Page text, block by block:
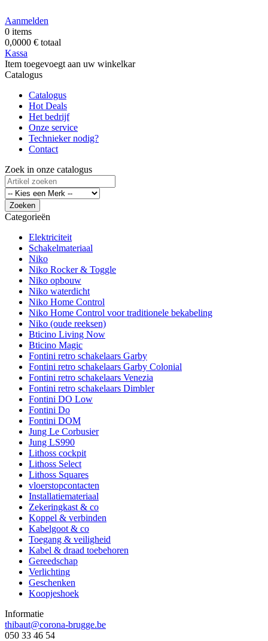
Aanmelden
0 items
0,0000 € totaal
Kassa
Item toegevoegt aan uw winkelkar
Catalogus
Catalogus
Hot Deals
Het bedrijf
Onze service
Technieker nodig?
Contact
Zoek in onze catalogus
Zoeken
Categorieën
Elektriciteit
Schakelmateriaal
Niko
Niko Rocker & Toggle
Niko opbouw
Niko waterdicht
Niko Home Control
Niko Home Control voor traditionele bekabeling
Niko (oude reeksen)
Bticino Living Now
Bticino Magic
Fontini retro schakelaars Garby
Fontini retro schakelaars Garby Colonial
Fontini retro schakelaars Venezia
Fontini retro schakelaars Dimbler
Fontini DO Low
Fontini Do
Fontini DOM
Jung Le Corbusier
Jung LS990
Lithoss cockpit
Lithoss Select
Lithoss Squares
vloerstopcontacten
Installatiemateriaal
Zekeringkast & co
Koppel & verbinden
Kabelgoot & co
Toegang & veiligheid
Kabel & draad toebehoren
Gereedschap
Verlichting
Geschenken
Koopjeshoek
Informatie
thibaut@corona-brugge.be
050 33 46 54